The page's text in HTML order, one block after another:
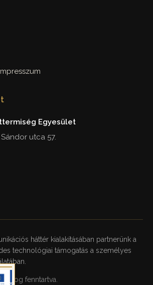
Egyesület
utca 57.
háttér kialakításában partnerünk a
technológiai támogatás a személyes
jog fenntartva.